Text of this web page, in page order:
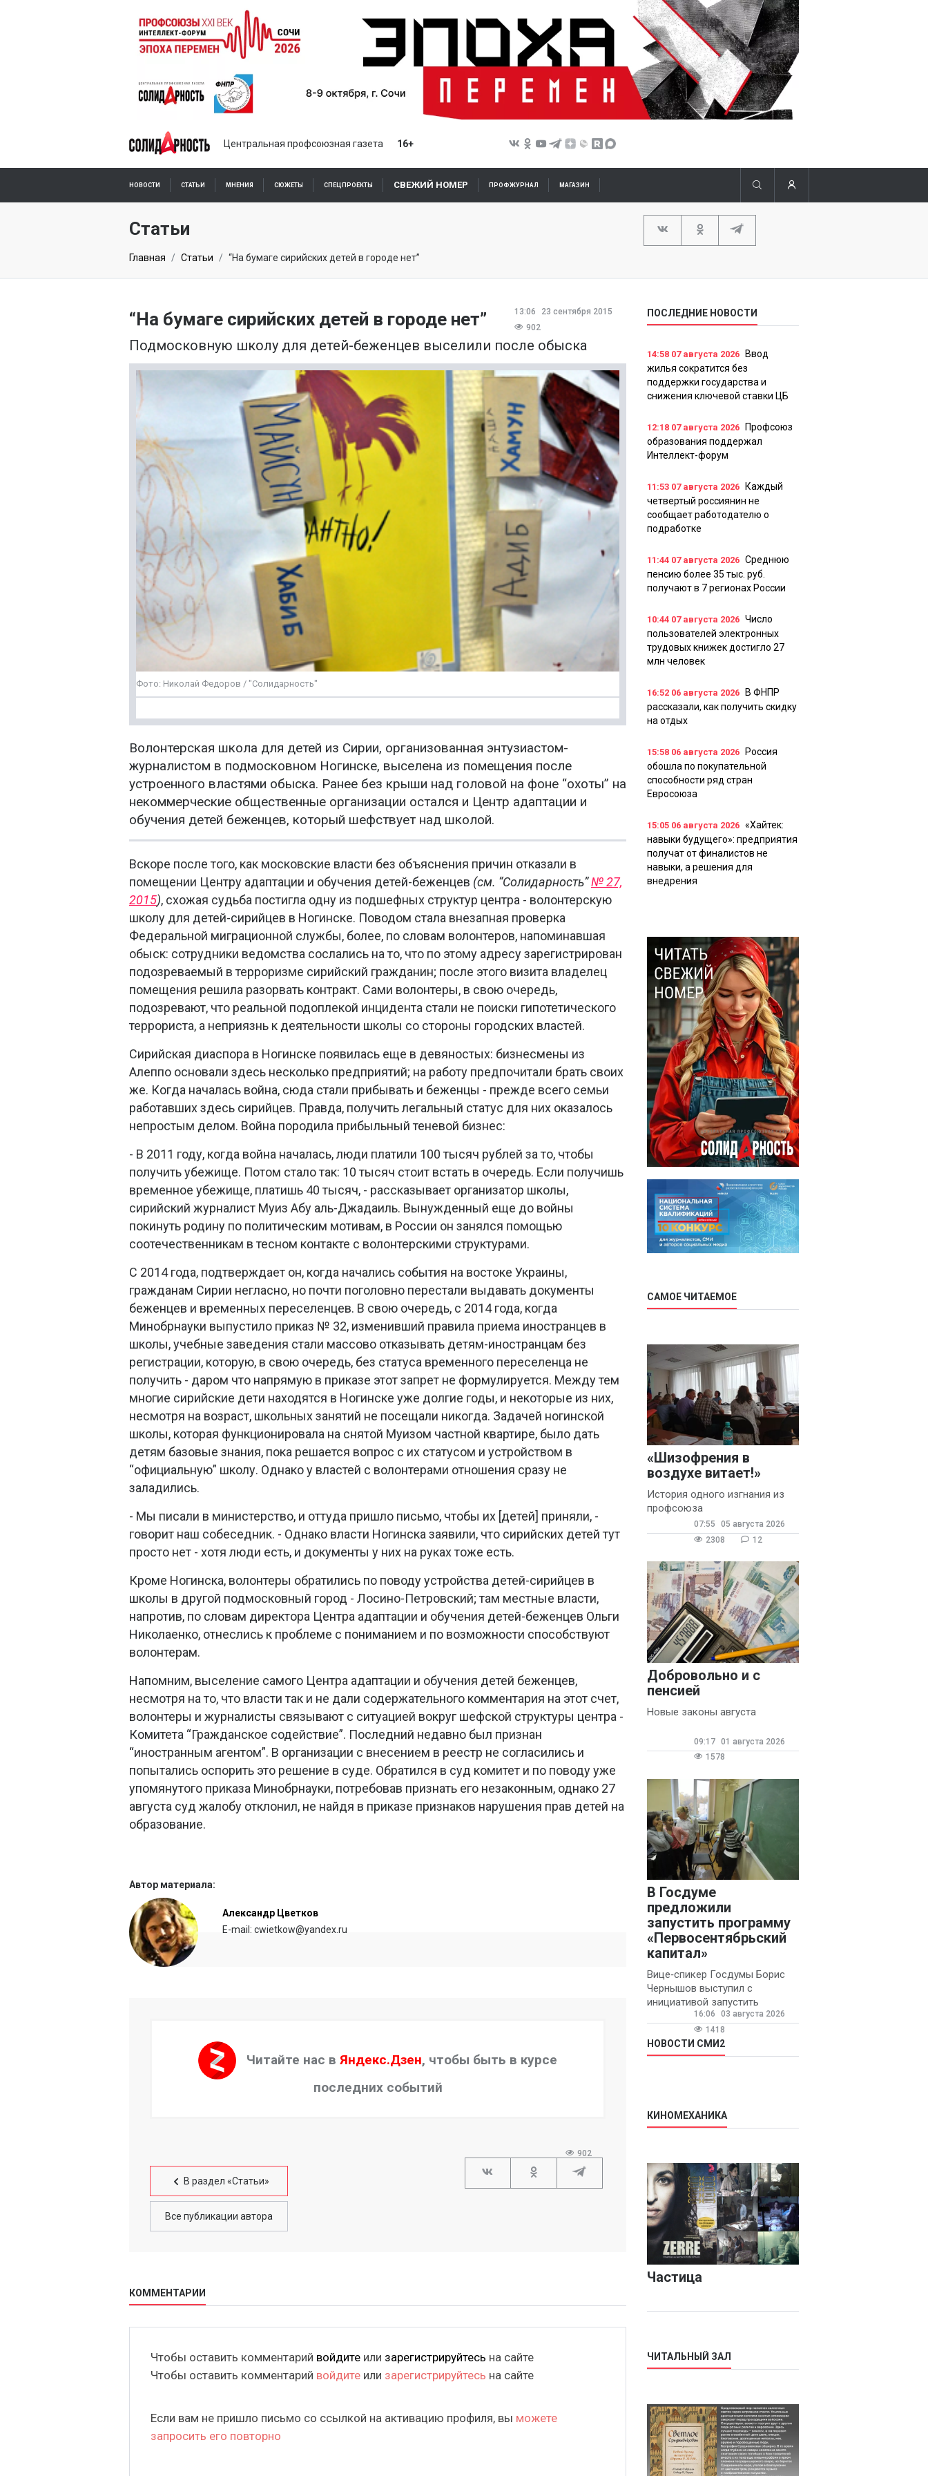
Центральная профсоюзная газета 16+
НОВОСТИ СТАТЬИ МНЕНИЯ СЮЖЕТЫ СПЕЦПРОЕКТЫ СВЕЖИЙ НОМЕР ПРОФЖУРНАЛ МАГАЗИН
Статьи
Главная Статьи “На бумаге сирийских детей в городе нет”
13:06
23 сентября 2015
902
“На бумаге сирийских детей в городе нет”
Подмосковную школу для детей-беженцев выселили после обыска
Фото: Николай Федоров / "Солидарность"
Волонтерская школа для детей из Сирии, организованная энтузиастом-
журналистом в подмосковном Ногинске, выселена из помещения после
устроенного властями обыска. Ранее без крыши над головой на фоне “охоты” на
некоммерческие общественные организации остался и Центр адаптации и
обучения детей беженцев, который шефствует над школой.
Вскоре после того, как московские власти без объяснения причин отказали в
помещении Центру адаптации и обучения детей-беженцев (см. “Солидарность”№ 27,
2015), схожая судьба постигла одну из подшефных структур центра - волонтерскую
школу для детей-сирийцев в Ногинске. Поводом стала внезапная проверка
Федеральной миграционной службы, более, по словам волонтеров, напоминавшая
обыск: сотрудники ведомства сослались на то, что по этому адресу зарегистрирован
подозреваемый в терроризме сирийский гражданин; после этого визита владелец
помещения решила разорвать контракт. Сами волонтеры, в свою очередь,
подозревают, что реальной подоплекой инцидента стали не поиски гипотетического
террориста, а неприязнь к деятельности школы со стороны городских властей.
Сирийская диаспора в Ногинске появилась еще в девяностых: бизнесмены из
Алеппо основали здесь несколько предприятий; на работу предпочитали брать своих
же. Когда началась война, сюда стали прибывать и беженцы - прежде всего семьи
работавших здесь сирийцев. Правда, получить легальный статус для них оказалось
непростым делом. Война породила прибыльный теневой бизнес:
- В 2011 году, когда война началась, люди платили 100 тысяч рублей за то, чтобы
получить убежище. Потом стало так: 10 тысяч стоит встать в очередь. Если получишь
временное убежище, платишь 40 тысяч, - рассказывает организатор школы,
сирийский журналист Муиз Абу аль-Джадаиль. Вынужденный еще до войны
покинуть родину по политическим мотивам, в России он занялся помощью
соотечественникам в тесном контакте с волонтерскими структурами.
С 2014 года, подтверждает он, когда начались события на востоке Украины,
гражданам Сирии негласно, но почти поголовно перестали выдавать документы
беженцев и временных переселенцев. В свою очередь, с 2014 года, когда
Минобрнауки выпустило приказ № 32, изменивший правила приема иностранцев в
школы, учебные заведения стали массово отказывать детям-иностранцам без
регистрации, которую, в свою очередь, без статуса временного переселенца не
получить - даром что напрямую в приказе этот запрет не формулируется. Между тем
многие сирийские дети находятся в Ногинске уже долгие годы, и некоторые из них,
несмотря на возраст, школьных занятий не посещали никогда. Задачей ногинской
школы, которая функционировала на снятой Муизом частной квартире, было дать
детям базовые знания, пока решается вопрос с их статусом и устройством в
“официальную” школу. Однако у властей с волонтерами отношения сразу не
заладились.
- Мы писали в министерство, и оттуда пришло письмо, чтобы их [детей] приняли, -
говорит наш собеседник. - Однако власти Ногинска заявили, что сирийских детей тут
просто нет - хотя люди есть, и документы у них на руках тоже есть.
Кроме Ногинска, волонтеры обратились по поводу устройства детей-сирийцев в
школы в другой подмосковный город - Лосино-Петровский; там местные власти,
напротив, по словам директора Центра адаптации и обучения детей-беженцев Ольги
Николаенко, отнеслись к проблеме с пониманием и по возможности способствуют
волонтерам.
Напомним, выселение самого Центра адаптации и обучения детей беженцев,
несмотря на то, что власти так и не дали содержательного комментария на этот счет,
волонтеры и журналисты связывают с ситуацией вокруг шефской структуры центра -
Комитета “Гражданское содействие”. Последний недавно был признан
“иностранным агентом”. В организации с внесением в реестр не согласились и
попытались оспорить это решение в суде. Обратился в суд комитет и по поводу уже
упомянутого приказа Минобрнауки, потребовав признать его незаконным, однако 27
августа суд жалобу отклонил, не найдя в приказе признаков нарушения прав детей на
образование.
Автор материала:
Александр Цветков
E-mail: cwietkow@yandex.ru
Читайте нас в Яндекс.Дзен, чтобы быть в курсе
последних событий
В раздел «Статьи»
Все публикации автора
902
КОММЕНТАРИИ
Чтобы оставить комментарий войдите или зарегистрируйтесь на сайте
Чтобы оставить комментарий войдите или зарегистрируйтесь на сайте
Если вам не пришло письмо со ссылкой на активацию профиля, вы можете
запросить его повторно
ПОСЛЕДНИЕ НОВОСТИ
14:58 07 августа 2026
Ввод
жилья сократится без
поддержки государства и
снижения ключевой ставки ЦБ
12:18 07 августа 2026
Профсоюз
образования поддержал
Интеллект-форум
11:53 07 августа 2026
Каждый
четвертый россиянин не
сообщает работодателю о
подработке
11:44 07 августа 2026 Среднюю
пенсию более 35 тыс. руб.
получают в 7 регионах России
10:44 07 августа 2026 Число
пользователей электронных
трудовых книжек достигло 27
млн человек
16:52 06 августа 2026
В ФНПР
рассказали, как получить скидку
на отдых
15:58 06 августа 2026
Россия
обошла по покупательной
способности ряд стран
Евросоюза
15:05 06 августа 2026 «Хайтек:
навыки будущего»: предприятия
получат от финалистов не
навыки, а решения для
внедрения
САМОЕ ЧИТАЕМОЕ
«Шизофрения в
воздухе витает!»
История одного изгнания из
профсоюза
07:55
05 августа 2026
2308
12
Добровольно и с
пенсией
Новые законы августа
09:17 01 августа 2026
1578
В Госдуме
предложили
запустить программу
«Первосентябрьский
капитал»
Вице‑спикер Госдумы Борис
Чернышов выступил с
инициативой запустить
ежегодную федеральную
программу
«Первосентябрьский капитал»
- она предполагает
16:06
03 августа 2026
1418
НОВОСТИ СМИ2
КИНОМЕХАНИКА
Частица
ЧИТАЛЬНЫЙ ЗАЛ